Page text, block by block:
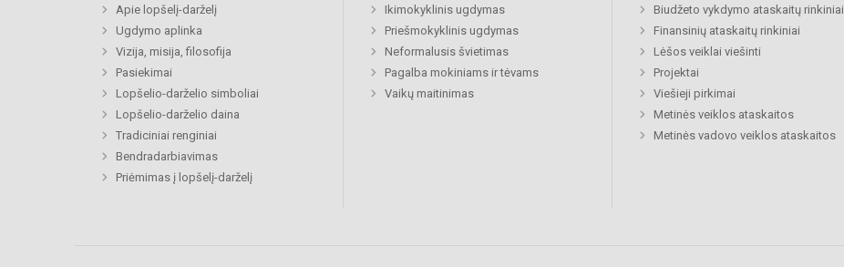
Apie lopšelį-darželį
Ugdymo aplinka
Vizija, misija, filosofija
Pasiekimai
Lopšelio-darželio simboliai
Lopšelio-darželio daina
Tradiciniai renginiai
Bendradarbiavimas
Priėmimas į lopšelį-darželį
Ikimokyklinis ugdymas
Priešmokyklinis ugdymas
Neformalusis švietimas
Pagalba mokiniams ir tėvams
Vaikų maitinimas
Biudžeto vykdymo ataskaitų rinkiniai
Finansinių ataskaitų rinkiniai
Lėšos veiklai viešinti
Projektai
Viešieji pirkimai
Metinės veiklos ataskaitos
Metinės vadovo veiklos ataskaitos